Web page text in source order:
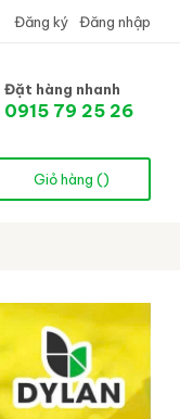
Đăng ký Đăng nhập
Đặt hàng nhanh
0915 79 25 26
Giỏ hàng ()